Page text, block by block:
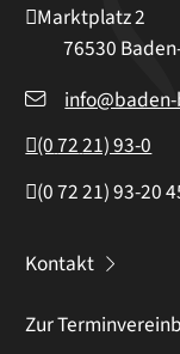
Marktplatz 2
76530
(07221) 93-0
(07221) 93-20
Kontakt
Zur